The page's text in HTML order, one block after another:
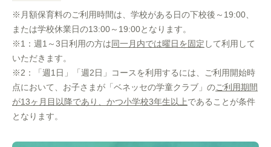
※月額保育料のご利用時間は、学校がある日の下校後～19:00、
または学校休業日の13:00～19:00となります。
※1：週1～3日利用の方は同一月内では曜日を固定 して利用して
いただきます。
※2：「週1日」「週2日」コースを利用するには、ご利用開始時
点において、お子さまが「ベネッセの学童クラブ」のご利用期間
が13ヶ月目以降であり、かつ小学校3年生以上であることが条件
となります。